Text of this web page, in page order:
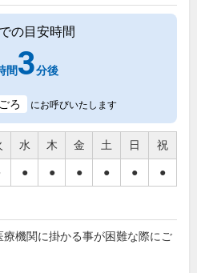
の目安時間
間3分後
ろ にお呼びいたします
水 木 金 土 日 祝
● ● ● ● ● ●
機関に掛かる事が困難な際にご